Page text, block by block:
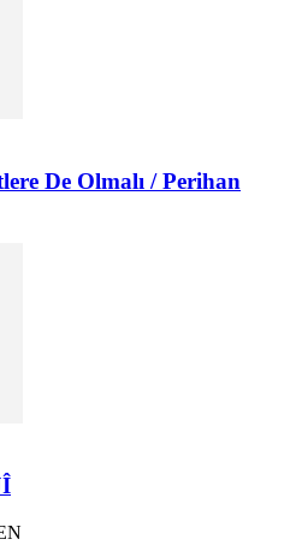
De Olmalı / Perihan